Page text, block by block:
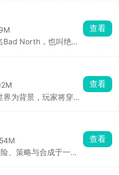
设时间，你需要收集
建造机枪塔、激光
御建筑，经营好自己
战斗时刻，僵尸大军
Bad North，也叫绝境
欧世界，在这里，你
京首领，肩负保卫家
任。它构建了由50余
成的广阔世界，每座
兵等多个兵种，每个
，玩家可依据关卡敌
以克敌制胜。虽玩法
度颇高，特殊兵种、
查看
为背景，玩家将穿越
通画风，打造出沉浸
可自由收集数百位特
搭配组建专属梦幻阵
乐趣。丰富的主线剧
查看
、策略与合成于一
查看